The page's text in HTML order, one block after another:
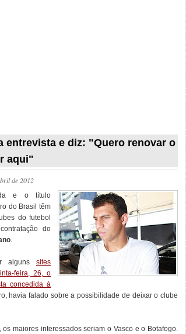
entrevista e diz: "Quero renovar o
aqui"
de 2012
e o título
do Brasil têm
do futebol
do
.
alguns sites
feira, 26, o
concedida à
havia falado sobre a possibilidade de deixar o clube
maiores interessados seriam o Vasco e o Botafogo.